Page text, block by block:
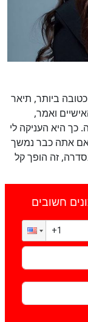
ביותר, תיאר
ואמר,
היא העניקה לי
אם אתה כבר נמשך
זה הופך קל
חשובים